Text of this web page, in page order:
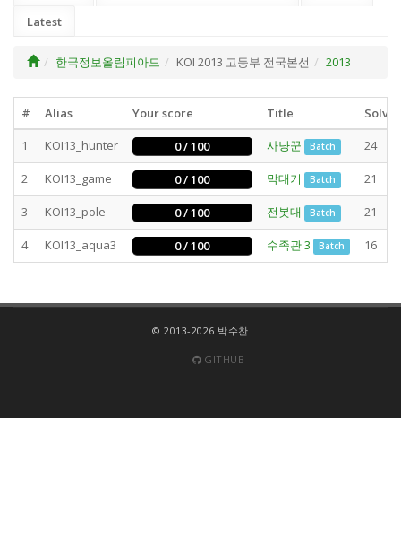
Latest
한국정보올림피아드 KOI 2013 고등부 전국본선 2013
# Alias Your score Title
1
KOI13_hunter 0 / 100 사냥꾼 Batch 24
2 KOI13_game 0 / 100 막대기 Batch 21
3 KOI13_pole 0 / 100 전봇대 Batch 21
4 KOI13_aqua3 0 / 100 수족관 3 Batch 16
© 2013-2026 박수찬
GITHUB